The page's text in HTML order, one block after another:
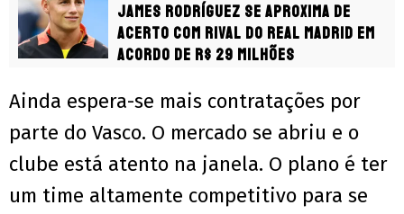
James Rodríguez se aproxima de
acerto com rival do Real Madrid em
acordo de R$ 29 milhões
Ainda espera-se mais contratações por
parte do Vasco. O mercado se abriu e o
clube está atento na janela. O plano é ter
um time altamente competitivo para se